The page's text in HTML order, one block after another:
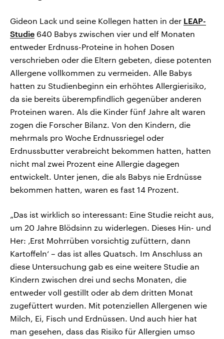
Gideon Lack und seine Kollegen hatten in der LEAP-
Studie 640 Babys zwischen vier und elf Monaten
entweder Erdnuss-Proteine in hohen Dosen
verschrieben oder die Eltern gebeten, diese potenten
Allergene vollkommen zu vermeiden. Alle Babys
hatten zu Studienbeginn ein erhöhtes Allergierisiko,
da sie bereits überempfindlich gegenüber anderen
Proteinen waren. Als die Kinder fünf Jahre alt waren
zogen die Forscher Bilanz. Von den Kindern, die
mehrmals pro Woche Erdnussriegel oder
Erdnussbutter verabreicht bekommen hatten, hatten
nicht mal zwei Prozent eine Allergie dagegen
entwickelt. Unter jenen, die als Babys nie Erdnüsse
bekommen hatten, waren es fast 14 Prozent.
„Das ist wirklich so interessant: Eine Studie reicht aus,
um 20 Jahre Blödsinn zu widerlegen. Dieses Hin- und
Her: ‚Erst Mohrrüben vorsichtig zufüttern, dann
Kartoffeln‘ – das ist alles Quatsch. Im Anschluss an
diese Untersuchung gab es eine weitere Studie an
Kindern zwischen drei und sechs Monaten, die
entweder voll gestillt oder ab dem dritten Monat
zugefüttert wurden. Mit potenziellen Allergenen wie
Milch, Ei, Fisch und Erdnüssen. Und auch hier hat
man gesehen, dass das Risiko für Allergien umso